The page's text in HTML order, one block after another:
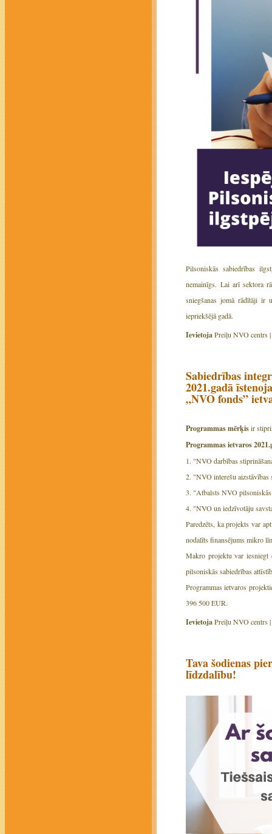
Pilsoniskās sabiedrības
nemainīgs. Lai arī sektora
sniegšanas jomā rādītāji ir
iepriekšējā gadā.
IevietojaPreiļu NVO centrs |
Sabiedrības
2021.gadā
„NVO fonds”
Programmas mērķisir
Programmas ietvaros
1. "NVO darbības
2. "NVO interešu aizstāvības
3. "Atbalsts NVO
4. "NVO un iedzīvotāju
Paredzēts, ka projekts var
nodalīts finansējums mikro
Makro projektu var iesniegt
pilsoniskās sabiedrības
Programmas ietvaros
396 500 EUR.
IevietojaPreiļu NVO centrs |
Tava šodienas
līdzdalību!